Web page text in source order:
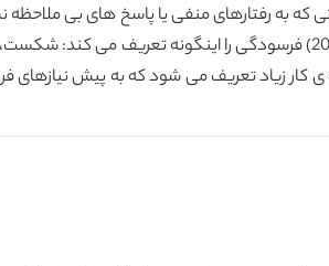
به رفتارهای منفی یا پاسخ های بی ملاحظه
به کاهش در حس فرد در مورد توانایی و موفقیت در کار با دیگران اشاره دارد. پالا
کار زیاد تعریف می شود که به پیش